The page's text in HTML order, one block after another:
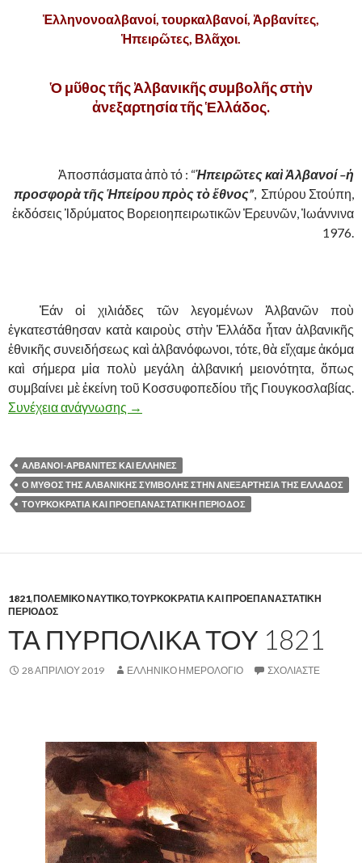
Ἑλληνονοαλβανοί, τουρκαλβανοί, Ἀρβανίτες,
Ἡπειρῶτες, Βλᾶχοι.
Ὁ μῦθος τῆς Ἀλβανικῆς συμβολῆς στὴν
ἀνεξαρτησία τῆς Ἑλλάδος.
Ἀποσπάσματα ἀπὸ τό : “Ἡπειρῶτες καὶ Ἀλβανοί –ἡ
προσφορὰ τῆς Ἡπείρου πρὸς τὸ ἔθνος”, Σπύρου Στούπη,
ἐκδόσεις Ἱδρύματος Βορειοηπειρωτικῶν Ἐρευνῶν, Ἰωάννινα
1976.
Ἐάν οἱ χιλιάδες τῶν λεγομένων Ἀλβανῶν ποὺ
ἐγκατεστάθησαν κατὰ καιροὺς στὴν Ἑλλάδα ἦταν ἀλβανικῆς
ἐθνικῆς συνειδήσεως καὶ ἀλβανόφωνοι, τότε, θὰ εἴχαμε ἀκόμα
καὶ σήμερα μἰα πολὺ μεγάλη ἀλβανική μειονότητα, ὅπως
συμβαίνει μὲ ἐκείνη τοῦ Κοσσυφοπεδίου τῆς Γιουγκοσλαβίας.
Συνέχεια ανάγνωσης Ο ΜΥΘΟΣ ΤΗΣ ΑΛΒΑΝΙΚΗΣ
→
ΑΛΒΑΝΟΙ-ΑΡΒΑΝΙΤΕΣ ΚΑΙ ΕΛΛΗΝΕΣ
Ο ΜΥΘΟΣ ΤΗΣ ΑΛΒΑΝΙΚΗΣ ΣΥΜΒΟΛΗΣ ΣΤΗΝ ΑΝΕΞΑΡΤΗΣΙΑ ΤΗΣ ΕΛΛΑΔΟΣ
ΤΟΥΡΚΟΚΡΑΤΙΑ ΚΑΙ ΠΡΟΕΠΑΝΑΣΤΑΤΙΚΗ ΠΕΡΙΟΔΟΣ
1821,ΠΟΛΕΜΙΚΟ ΝΑΥΤΙΚΟ,ΤΟΥΡΚΟΚΡΑΤΙΑ ΚΑΙ ΠΡΟΕΠΑΝΑΣΤΑΤΙΚΗ
ΠΕΡΙΟΔΟΣ
ΤΑ ΠΥΡΠΟΛΙΚΑ ΤΟΥ 1821
28 ΑΠΡΙΛΊΟΥ 2019 ΕΛΛΗΝΙΚΟ ΗΜΕΡΟΛΟΓΙΟ ΣΧΟΛΙΆΣΤΕ